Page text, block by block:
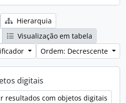
Hierarquia
Visualização em tabela
Ordem: Decrescente
digitais
resultados com objetos digitais